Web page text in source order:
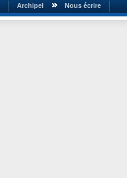
Archipel Nous écrire